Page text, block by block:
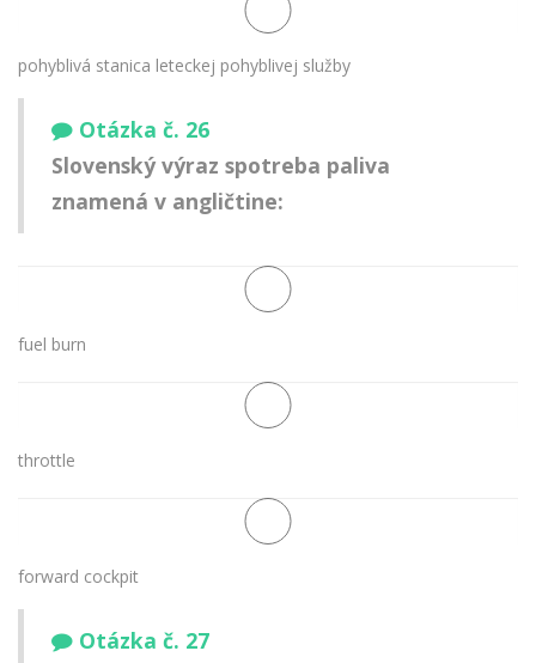
pohyblivá stanica leteckej pohyblivej služby
Otázka č. 26
Slovenský výraz spotreba paliva
znamená v angličtine:
fuel burn
throttle
forward cockpit
Otázka č. 27